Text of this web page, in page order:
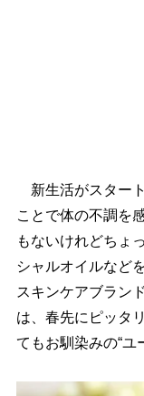
新生活がスター
ことで体の不調を
もないけれどちょ
シャルオイルなど
スキンケアブラン
は、春先にピッタ
てもお馴染みの“ユ